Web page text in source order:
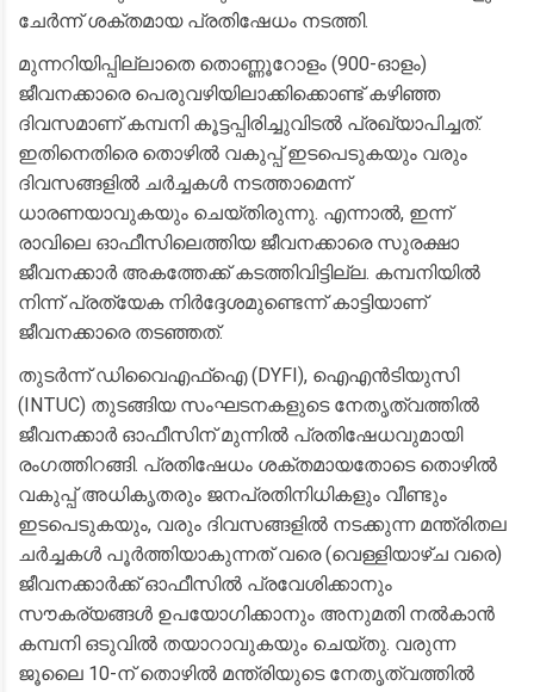
ചേർന്ന് ശക്തമായ പ്രതിഷേധം നടത്തി.
​മുന്നറിയിപ്പില്ലാതെ തൊണ്ണൂറോളം (900-ഓളം)
ജീവനക്കാരെ പെരുവഴിയിലാക്കിക്കൊണ്ട് കഴിഞ്ഞ
ദിവസമാണ് കമ്പനി കൂട്ടപ്പിരിച്ചുവിടൽ പ്രഖ്യാപിച്ചത്.
ഇതിനെതിരെ തൊഴിൽ വകുപ്പ് ഇടപെടുകയും വരും
ദിവസങ്ങളിൽ ചർച്ചകൾ നടത്താമെന്ന്
ധാരണയാവുകയും ചെയ്തിരുന്നു. എന്നാൽ, ഇന്ന്
രാവിലെ ഓഫീസിലെത്തിയ ജീവനക്കാരെ സുരക്ഷാ
ജീവനക്കാർ അകത്തേക്ക് കടത്തിവിട്ടില്ല. കമ്പനിയിൽ
നിന്ന് പ്രത്യേക നിർദ്ദേശമുണ്ടെന്ന് കാട്ടിയാണ്
ജീവനക്കാരെ തടഞ്ഞത്.
​തുടർന്ന് ഡിവൈഎഫ്ഐ (DYFI), ഐഎൻടിയുസി
(INTUC) തുടങ്ങിയ സംഘടനകളുടെ നേതൃത്വത്തിൽ
ജീവനക്കാർ ഓഫീസിന് മുന്നിൽ പ്രതിഷേധവുമായി
രംഗത്തിറങ്ങി. പ്രതിഷേധം ശക്തമായതോടെ തൊഴിൽ
വകുപ്പ് അധികൃതരും ജനപ്രതിനിധികളും വീണ്ടും
ഇടപെടുകയും, വരും ദിവസങ്ങളിൽ നടക്കുന്ന മന്ത്രിതല
ചർച്ചകൾ പൂർത്തിയാകുന്നത് വരെ (വെള്ളിയാഴ്ച വരെ)
ജീവനക്കാർക്ക് ഓഫീസിൽ പ്രവേശിക്കാനും
സൗകര്യങ്ങൾ ഉപയോഗിക്കാനും അനുമതി നൽകാൻ
കമ്പനി ഒടുവിൽ തയാറാവുകയും ചെയ്തു. വരുന്ന
ജൂലൈ 10-ന് തൊഴിൽ മന്ത്രിയുടെ നേതൃത്വത്തിൽ